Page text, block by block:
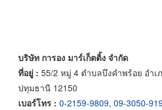
บริษัท การอง มาร์เก็ตติ้ง จำกัด
ที่อยู่ : 55/2 หมู่ 4 ตำบลบึงคำพร้อย อำเ
ปทุมธานี 12150
เบอร์โทร : 0-2159-9809, 09-3050-